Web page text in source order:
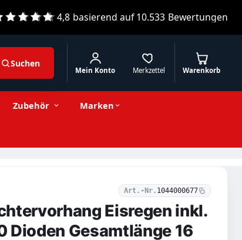
4,8 basierend auf10.533 Bewertungen
Suchen
Merkzettel
Mein Konto Warenkorb
Zubehör Marken
Art.-Nr. 1044000677
Eisregen inkl.
Gesamtlänge 16
− + In den Warenkorb